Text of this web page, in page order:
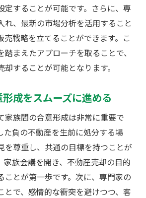
定することが可能です。さらに、専
れ、最新の市場分析を活用すること
売戦略を立てることができます。こ
まえたアプローチを取ることで、
することが可能となります。
成をスムーズに進める
家族間の合意形成は非常に重要で
た負の不動産を生前に処分する場
を尊重し、共通の目標を持つことが
家族会議を開き、不動産売却の目的
ことが第一歩です。次に、専門家の
とで、感情的な衝突を避けつつ、客